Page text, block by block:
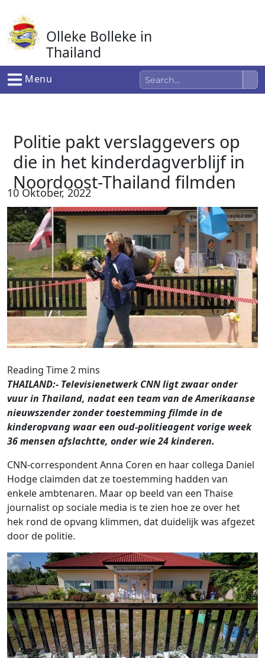
naar
de
inhoud
Olleke Bolleke in
Thailand
In Thailand
Menu
Politie pakt verslaggevers op
die in het kinderdagverblijf in
Noordoost-Thailand filmden
10 Oktober, 2022
THAILAND:- Televisienetwerk CNN ligt zwaar onder
vuur in Thailand, nadat een team van de Amerikaanse
nieuwszender zonder toestemming filmde in de
kinderopvang waar een oud-politieagent vorige week
36 mensen afslachtte, onder wie 24 kinderen.
CNN-correspondent Anna Coren en haar collega Daniel
Hodge claimden dat ze toestemming hadden van
enkele ambtenaren. Maar op beeld van een Thaise
journalist op sociale media is te zien hoe ze over het
hek rond de opvang klimmen, dat duidelijk was afgezet
door de politie.